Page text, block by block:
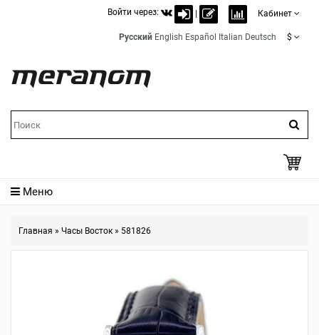
Войти через: Кабинет
Русский English Español Italian Deutsch $
Меню
Главная » Часы Восток » 581826